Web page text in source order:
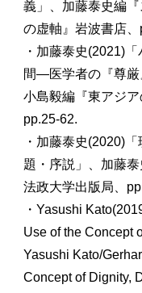
義」、加藤泰史編
の虚軸』岩波書店
・加藤泰史(2021)
間―医学者の『尊厳
小島毅編『東アジ
pp.25-62.
・加藤泰史(2020)
題・序説」、加藤
法政大学出版局、
・Yasushi
Use of the Concept
Yasushi Kato/
Concept of Dignity,